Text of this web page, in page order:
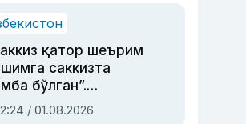
қатор шеърим
саккизта
бўлган”.
Ориповни
айбловлардан
/ 01.08.2026